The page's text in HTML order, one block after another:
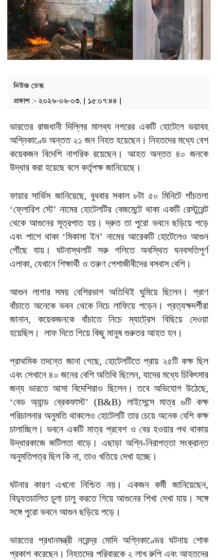
নিউজ ডেস্ক
প্রকাশ :- ২০২৬-০৬-০৩, | ১৫:০৭:৪৪ |
ভারতের রাজধানী দিল্লির মালব্য নগরের একটি হোটেলে ভয়াবহ
অগ্নিকাণ্ডে অন্তত ২১ জন নিহত হয়েছেন। নিহতদের মধ্যে বেশ
কয়েকজন বিদেশি নাগরিক রয়েছেন। আহত অন্তত ৪০ জনকে
উদ্ধার করা হয়েছে বলে কর্তৃপক্ষ জানিয়েছে।
ফায়ার সার্ভিস জানিয়েছে, বুধবার সকাল ৮টা ৫০ মিনিটে পাঁচতলা
‘ফ্লোরিশ স্টে’ নামের হোটেলটির বেজমেন্টে থাকা একটি রেস্টুরেন্ট
থেকে আগুনের সূত্রপাত হয়। দ্রুত তা পুরো ভবনে ছড়িয়ে পড়ে
এবং পাশে থাকা ‘মিকাসা ইন’ নামের আরেকটি হোটেলেও আগুন
পৌঁছে যায়। ঘটনাস্থলটি সরু গলিতে অবস্থিত ঘনবসতিপূর্ণ
এলাকা, যেখানে শিক্ষার্থী ও তরুণ পেশাজীবীদের বসবাস বেশি।
আগুন লাগার সময় বেশিরভাগ অতিথিই ঘুমিয়ে ছিলেন। প্রাণ
বাঁচাতে অনেকে ভবন থেকে নিচে লাফিয়ে পড়েন। প্রত্যক্ষদর্শীরা
জানান, কয়েকজনকে বাঁচাতে নিচে ম্যাট্রেস বিছিয়ে দেওয়া
হয়েছিল। লাফ দিতে গিয়ে কিছু মানুষ গুরুতর আহত হন।
প্রাথমিক তদন্তে জানা গেছে, হোটেলটিতে প্রায় ২৫টি কক্ষ ছিল
এবং সেখানে ৪০ জনের বেশি অতিথি ছিলেন, যাদের মধ্যে চিকিৎসার
জন্য ভারতে আসা বিদেশিরাও ছিলেন। তবে অভিযোগ উঠেছে,
‘বেড অ্যান্ড ব্রেকফাস্ট’ (B&B) লাইসেন্সে মাত্র ৬টি কক্ষ
পরিচালনার অনুমতি থাকলেও হোটেলটি তার চেয়ে অনেক বেশি কক্ষ
চালাচ্ছিল। ভবনে একটি মাত্র প্রবেশ ও বের হওয়ার পথ থাকায়
উদ্ধারকাজে জটিলতা বাড়ে। এছাড়া অগ্নি-নিরাপত্তা সংক্রান্ত
অনুমতিপত্র ছিল কি না, তাও খতিয়ে দেখা হচ্ছে।
ঘটনার কারণ এখনো নিশ্চিত নয়। একজন কর্মী জানিয়েছেন,
বিদ্যুতচালিত চুলা চালু করতে গিয়ে আগুনের শিখা দেখা যায়। সঙ্গে
সঙ্গে পুরো ভবনে আগুন ছড়িয়ে পড়ে।
ভারতের প্রধানমন্ত্রী নরেন্দ্র মোদি অগ্নিকাণ্ডের ঘটনায় শোক
প্রকাশ করেছেন। নিহতদের পরিবারকে ২ লাখ রুপি এবং আহতদের